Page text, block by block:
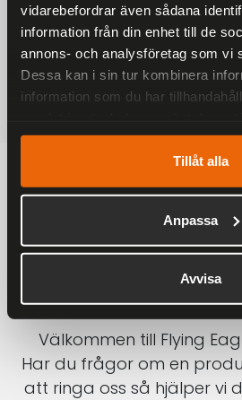
vidarebefordrar även sådana
information från din enhet till de
annons- och analysföretag som vi
Dessa kan i sin tur kombinera
information som du har
Tillåt alla
Anpassa
Avvisa
1-3 DAGAR LEVERANS
Inom Sverige med DHL
SÄKRA BETALNINGAR
Betalkort, Klarna eller
Välkommen till Flying
Har du frågor om en
att ringa oss så hjälper vi